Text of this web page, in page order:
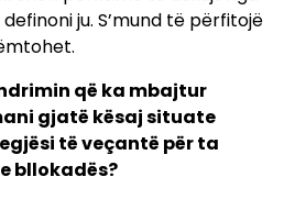
ju. S’mund të përfitojë
që ka mbajtur
gjatë kësaj situate
të veçantë për ta
bllokadës?